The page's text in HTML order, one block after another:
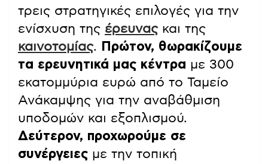
τρεις στρατηγικές επιλογές για την
ενίσχυση της έρευναςκαι της
καινοτομίας.
Πρώτον, θωρακίζουμε
τα ερευνητικά μας κέντρα με 300
εκατομμύρια ευρώ από το Ταμείο
Ανάκαμψης για την αναβάθμιση
υποδομών και εξοπλισμού.
Δεύτερον, προχωρούμε σε
συνέργειες με την τοπική